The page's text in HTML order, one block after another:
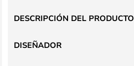
DESCRIPCIÓN DEL PRODUCTO
DISEÑADOR